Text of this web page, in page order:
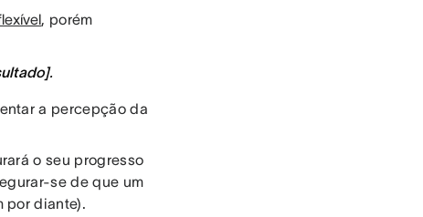
, porém
.
a percepção da
o seu progresso
se de que um
por diante).